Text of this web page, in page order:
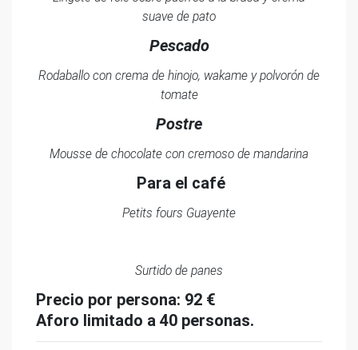
suave de pato
Pescado
Rodaballo con crema de hinojo, wakame y polvorón de
tomate
Postre
Mousse de chocolate con cremoso de mandarina
Para el café
Petits fours Guayente
Surtido de panes
Precio por persona: 92 €
Aforo limitado a 40 personas.